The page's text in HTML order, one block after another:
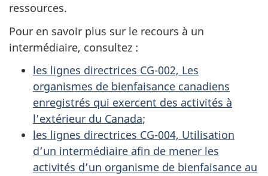
ressources.
Pour en savoir plus sur le recours à un
intermédiaire, consultez :
les lignes directrices CG-002, Les
organismes de bienfaisance canadiens
enregistrés qui exercent des activités à
l’extérieur du Canada;
les lignes directrices CG-004, Utilisation
d’un intermédiaire afin de mener les
activités d’un organisme de bienfaisance au